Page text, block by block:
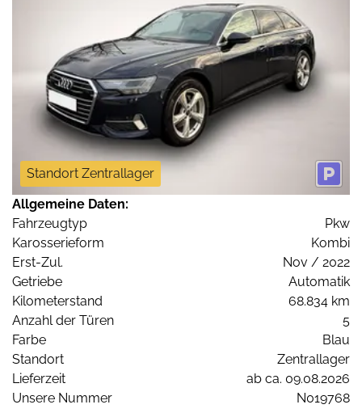
Standort Zentrallager
Allgemeine Daten:
Fahrzeugtyp
Pkw
Karosserieform
Kombi
Erst-Zul.
Nov / 2022
Getriebe
Automatik
Kilometerstand
68.834 km
Anzahl der Türen
5
Farbe
Blau
Standort
Zentrallager
Lieferzeit
ab ca. 09.08.2026
Unsere Nummer
N019768